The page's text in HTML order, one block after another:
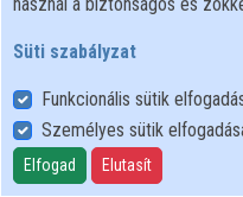
általánosabb elméletén és
korszak divatos műfajához. A
felsorolásából adódó
tematikusan rendszerezte a
Süti szabályzat
Funkcionális sütik
Személyes sütik
Elfogad Elutasít